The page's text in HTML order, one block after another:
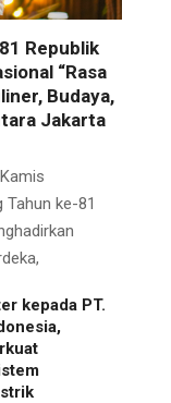
Republik
“Rasa
Budaya,
Jakarta
ke-81
kepada PT.